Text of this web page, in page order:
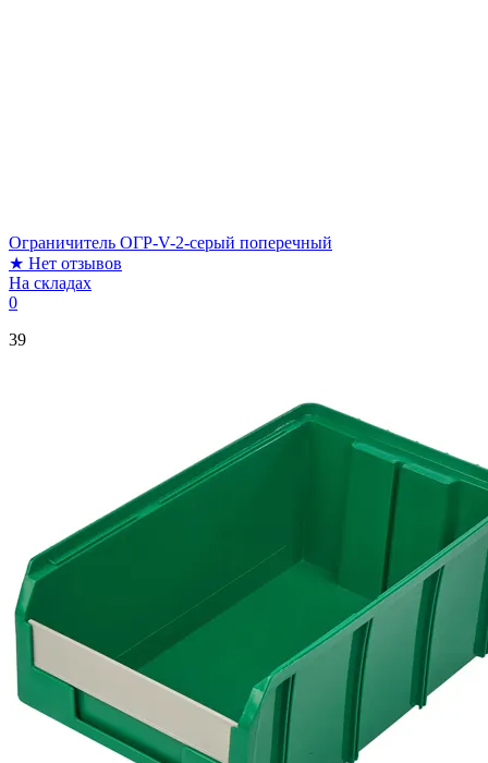
Ограничитель ОГР-V-2-серый поперечный
★ Нет отзывов
На складах
0
39